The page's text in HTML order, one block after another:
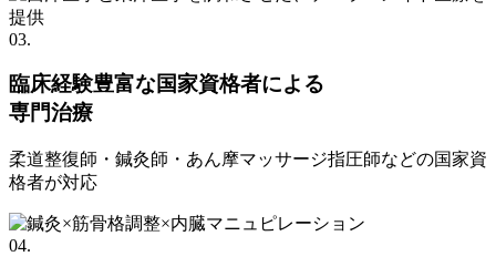
03.
臨床経験豊富な国家資格者による
専門治療
柔道整復師・鍼灸師・あん摩マッサージ指圧師などの国家資
格者が対応
04.